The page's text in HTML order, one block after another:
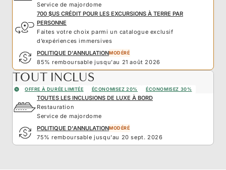
Service de majordome
700 $US CRÉDIT POUR LES EXCURSIONS À TERRE PAR
PERSONNE
Faites votre choix parmi un catalogue exclusif
d’expériences immersives
POLITIQUE D'ANNULATIONMODÉRÉ
85% remboursable jusqu'au 21 août 2026
TOUT INCLUS
OFFRE À DURÉE LIMITÉE ÉCONOMISEZ 20% ÉCONOMISEZ 30%
TOUTES LES INCLUSIONS DE LUXE À BORD
Restauration
Service de majordome
POLITIQUE D'ANNULATIONMODÉRÉ
75% remboursable jusqu'au 20 sept. 2026